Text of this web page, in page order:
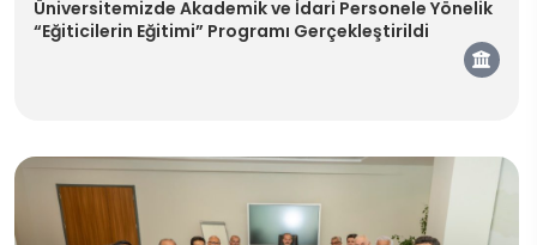
Üniversitemizde Akademik ve İdari Personele Yönelik
“Eğiticilerin Eğitimi” Programı Gerçekleştirildi